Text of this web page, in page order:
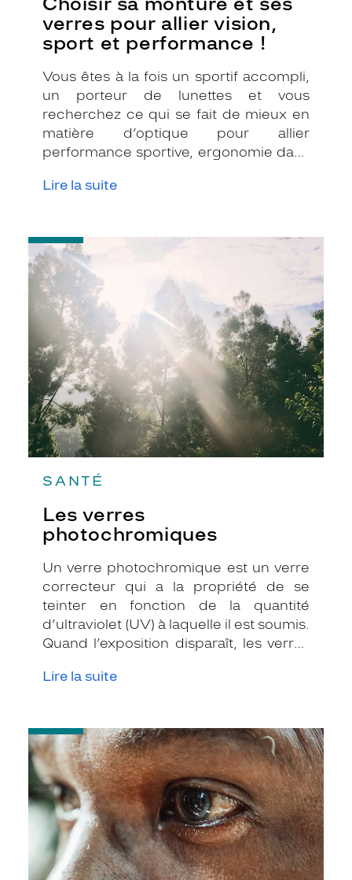
verres pour allier vision,
sport et performance !
Vous êtes à la fois un sportif accompli,
un porteur de lunettes et vous
recherchez ce qui se fait de mieux en
matière d’optique pour allier
performance sportive, ergonomie dans
Parmi les choix qui s’offrent à vous,
correcteurs adaptés. Les opticiens
Krys répondent présents pour vous
apporter toute leur connaissance et
leur savoir-faire afin de vous aider à
mieux vous dépasser !
Lire la suite
SANTÉ
Les verres
photochromiques
Un verre photochromique est un verre
correcteur qui a la propriété de se
teinter en fonction de la quantité
d’ultraviolet (UV) à laquelle il est soumis.
Quand l’exposition disparaît, les verres
transparence initiale. Ces verres
changements de luminosité et ils
s’adaptent à tous les types de monture !
Lire la suite
-
Les
verres
photochromiques
-
Ce
qui
fait
pleurer
les
yeux